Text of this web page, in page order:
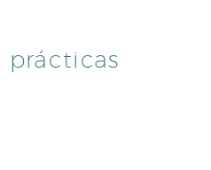
prácticas